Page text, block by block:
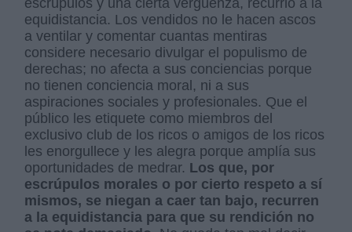
equidistancia. Los vendidos no le hacen ascos
a ventilar y comentar cuantas mentiras
considere necesario divulgar el populismo de
derechas; no afecta a sus conciencias porque
no tienen conciencia moral, ni a sus
aspiraciones sociales y profesionales. Que el
público les etiquete como miembros del
exclusivo club de los ricos o amigos de los ricos
les enorgullece y les alegra porque amplía sus
oportunidades de medrar. Los que, por
escrúpulos morales o por cierto respeto a sí
mismos, se niegan a caer tan bajo, recurren
a la equidistancia para que su rendición no